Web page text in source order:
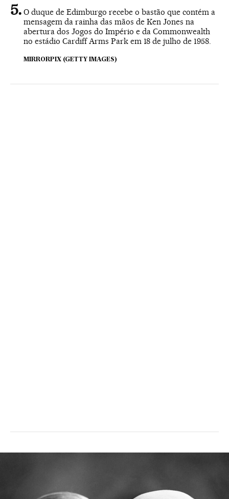
O duque de Edimburgo recebe o bastão que contém a
mensagem da rainha das mãos de Ken Jones na
abertura dos Jogos do Império e da Commonwealth
no estádio Cardiff Arms Park em 18 de julho de 1958.
MIRRORPIX (GETTY IMAGES)